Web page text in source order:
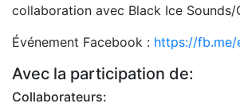
collaboration avec Black Ice Sounds/
Événement Facebook : https://fb.me/
Avec la participation de:
Collaborateurs: